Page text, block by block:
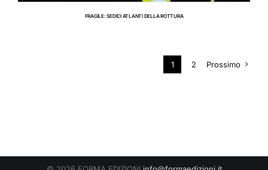
FRAGILE: SEDICI ATLANTI DELLA ROTTURA
1 2 Prossimo